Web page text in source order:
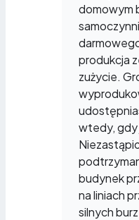
domowym
produkcja
zużycie.
wtedy, gdy
budynek
na liniach
silnych